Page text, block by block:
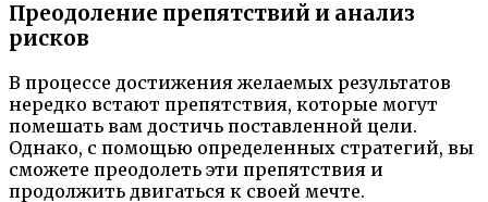
Преодоление препятствий и анализ
рисков
В процессе достижения желаемых результатов
нередко встают препятствия, которые могут
помешать вам достичь поставленной цели.
Однако, с помощью определенных стратегий, вы
сможете преодолеть эти препятствия и
продолжить двигаться к своей мечте.